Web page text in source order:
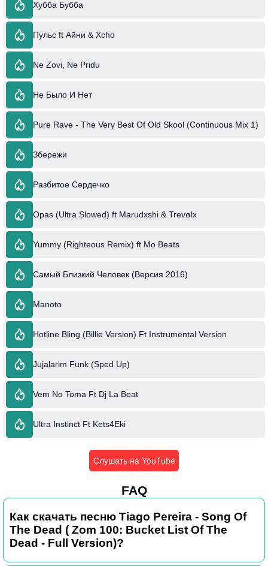
Хубба Бубба
Пульс ft Айни & Xcho
Ne Zovi, Ne Pridu
Не Было И Нет
Pure Rave - The Very Best Of Old Skool (Continuous Mix 1)
Збережи
Разбитое Сердечко
Opas (Ultra Slowed) ft Marudxshi & Trevølx
Yummy (Righteous Remix) ft Mo Beats
Самый Близкий Человек (Версия 2016)
Manoto
Hotline Bling (Billie Version) Ft Instrumental Version
Jujalarim Funk (Sped Up)
Vem No Toma Ft Dj La Beat
Ultra Instinct Ft Kets4Eki
Слушать на YouTube
FAQ
Как скачать песню Tiago Pereira - Song Of
The Dead ( Zom 100: Bucket List Of The
Dead - Full Version)?